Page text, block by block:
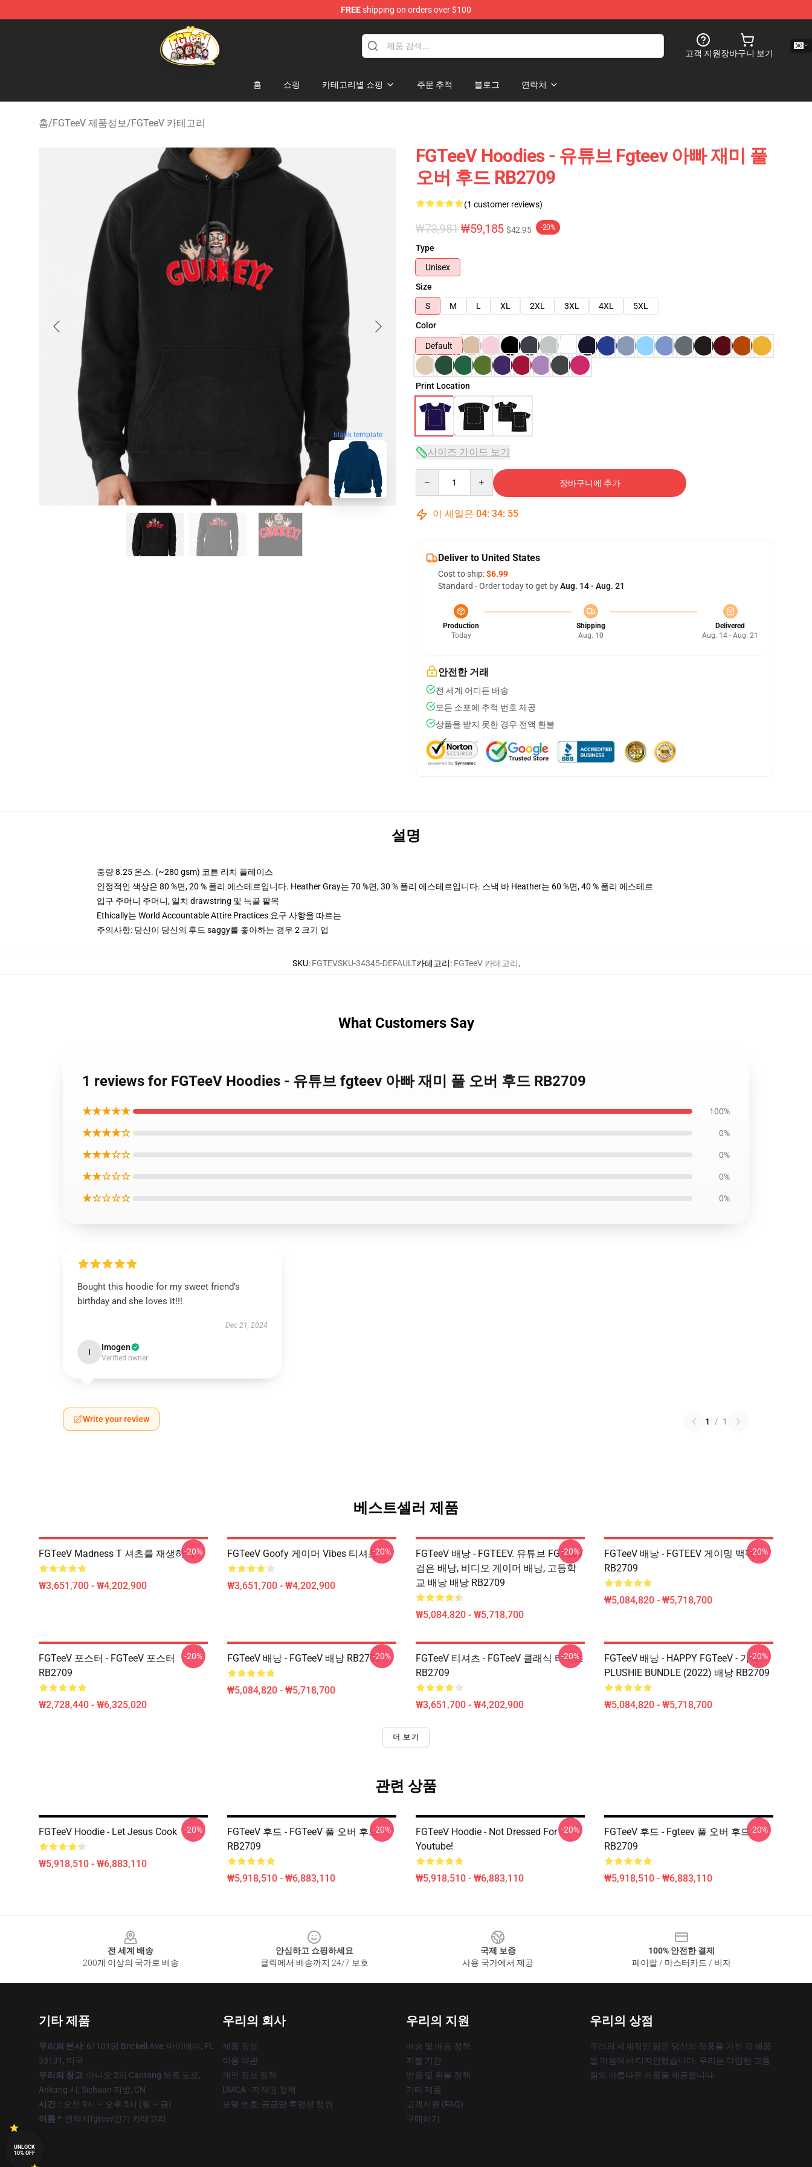
FREEshipping on orders over $100
FGTeeV Store - Official FGTeeV Merchandise Shop
고객 지원장바구니 보기
홈 쇼핑 카테고리별 쇼핑 주문 추적 블로그 연락처
홈/FGTeeV 제품정보/FGTeeV 카테고리
blank template
FGTeeV Hoodies - 유튜브 Fgteev 아빠 재미 풀
오버 후드 RB2709
(1 customer reviews)
₩73,981 ₩59,185 $42.95 -20%
Type
Unisex
Size
S
M L XL 2XL 3XL 4XL
5XL
Color
Default
Print Location
사이즈 가이드 보기
장바구니에 추가
이 세일은 04: 34: 54
Deliver to United States
Cost to ship:$6.99
Standard - Order today to get byAug. 14 - Aug. 21
Production
Today
Shipping
Aug. 10
Delivered
Aug. 14 - Aug. 21
안전한 거래
전 세계 어디든 배송
모든 소포에 추적 번호 제공
상품을 받지 못한 경우 전액 환불
설명
중량 8.25 온스. (~280 gsm) 코튼 리치 플레이스
안정적인 색상은 80 %면, 20 % 폴리 에스테르입니다. Heather Gray는 70 %면, 30 % 폴리 에스테르입니다. 스낵 바 Heather는 60 %면, 40 % 폴리 에스테르
입구 주머니 주머니, 일치 drawstring 및 늑골 팔목
Ethically는 World Accountable Attire Practices 요구 사항을 따르는
주의사항: 당신이 당신의 후드 saggy를 좋아하는 경우 2 크기 업
SKU: FGTEVSKU-34345-DEFAULT카테고리: FGTeeV 카테고리,
What Customers Say
1 reviews for FGTeeV Hoodies - 유튜브 fgteev 아빠 재미 풀 오버 후드 RB2709
★★★★★ 100%
★★★★☆ 0%
★★★☆☆ 0%
★★☆☆☆ 0%
★☆☆☆☆ 0%
Bought this hoodie for my sweet friend’s
birthday and she loves it!!!
Dec 21, 2024
I Imogen
Verified owner
Write your review 1 / 1
베스트셀러 제품
FGTeeV Madness T 셔츠를 재생하자
₩3,651,700 - ₩4,202,900
-20% FGTeeV Goofy 게이머 Vibes 티셔츠
₩3,651,700 - ₩4,202,900
-20%
FGTeeV 배낭 - FGTEEV. 유튜브 FGTEEV
검은 배낭, 비디오 게이머 배낭, 고등학
교 배낭 배낭 RB2709
₩5,084,820 - ₩5,718,700
-20%
FGTeeV 배낭 - FGTEEV 게이밍 백팩
RB2709
₩5,084,820 - ₩5,718,700
-20%
FGTeeV 포스터 - FGTeeV 포스터
RB2709
₩2,728,440 - ₩6,325,020
-20% FGTeeV 배낭 - FGTeeV 배낭 RB2709
₩5,084,820 - ₩5,718,700
-20%
FGTeeV 티셔츠 - FGTeeV 클래식 티셔츠
RB2709
₩3,651,700 - ₩4,202,900
-20%
FGTeeV 배낭 - HAPPY FGTeeV - 가족
PLUSHIE BUNDLE (2022) 배낭 RB2709
₩5,084,820 - ₩5,718,700
-20%
더 보기
관련 상품
FGTeeV Hoodie - Let Jesus Cook
₩5,918,510 - ₩6,883,110
-20%
FGTeeV 후드 - FGTeeV 풀 오버 후드
RB2709
₩5,918,510 - ₩6,883,110
-20%
FGTeeV Hoodie - Not Dressed For
Youtube!
₩5,918,510 - ₩6,883,110
-20%
FGTeeV 후드 - Fgteev 풀 오버 후드
RB2709
₩5,918,510 - ₩6,883,110
-20%
전 세계 배송
200개 이상의 국가로 배송
안심하고 쇼핑하세요
클릭에서 배송까지 24/7 보호
국제 보증
사용 국가에서 제공
100% 안전한 결제
페이팔 / 마스터카드 / 비자
기타 제품
우리의 본사: 61101명 Brickell Ave, 마이애미, FL
33131, 미국
우리의 창고: 아니오 2의 Caotang 북쪽 도로,
Ankang 시, Sichuan 지방, CN
시간 :: 오전 9시 ~ 오후 5시 (월 ~ 금)
이름 *: 연락처fgteev인기 카테고리
우리의 회사
제품 정보
이용 약관
개인 정보 정책
DMCA - 저작권 정책
모델 번호: 공급망 투명성 행위
우리의 지원
배송 및 배송 정책
지불 기간
반품 및 환불 정책
기타 제품
고객지원 (FAQ)
구매하기
우리의 상점
우리의 세계적인 팀은 당신의 작풍을 가진 각 제품
을 마음에서 디자인했습니다. 우리는 다양한 고품
질의 아름다운 제품을 제공합니다.
UNLOCK
10% OFF